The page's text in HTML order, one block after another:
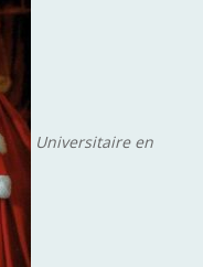
Universitaire en